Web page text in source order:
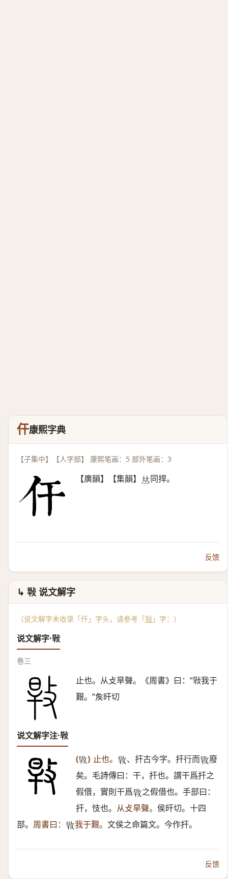
仠康熙字典
【子集中】【人字部】 康熙笔画：5 部外笔画：3
【廣韻】【集韻】 𠀤同捍。
反馈
↳ 㪋 说文解字
（说文解字未收录「仠」字头，请参考「㪋 」字：）
说文解字·㪋
卷三
止也。从攴旱聲。《周書》曰：“㪋我于
艱。”矦旰切
说文解字注·㪋
(𢽎 ) 止也。 𢽎 、扞古今字。扞行而𢽎 廢
矣。毛詩傳曰：干，扞也。謂干爲扞之
假借，實則干爲𢽎 之假借也。手部曰：
扞，忮也。 从攴旱聲。 侯旰切。十四
部。 周書曰： 𢽎 我于艱。 文侯之命篇文。今作扞。
反馈